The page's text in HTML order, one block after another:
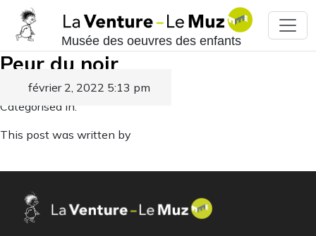
Musée des oeuvres des enfants
Peur du noir
février 2, 2022 5:13 pm
Published by
Categorised in:
This post was written by